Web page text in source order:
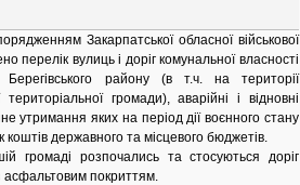
Закарпатської обласної військової
перелік вулиць і доріг комунальної власності
району (в т.ч. на території
територіальної громади), аварійні і відновні
утримання яких на період дії воєнного стану
коштів державного та місцевого бюджетів.
громаді розпочались та стосуються доріг
асфальтовим покриттям.